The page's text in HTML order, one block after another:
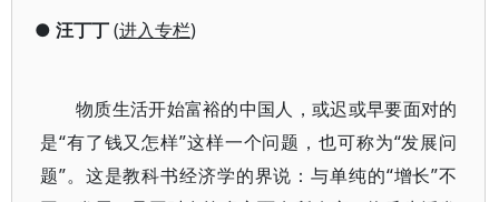
● 汪丁丁(进入专栏)
物质生活开始富裕的中国人，或迟或早要面对的
是“有了钱又怎样”这样一个问题，也可称为“发展问
题”。这是教科书经济学的界说：与单纯的“增长”不